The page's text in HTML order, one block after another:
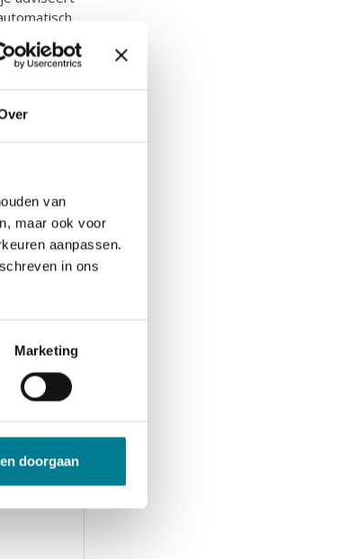
van
maar ook voor
aanpassen.
in ons
Marketing
doorgaan
training
geworden’,
de beter
tekenen
heeft,
ambitie?